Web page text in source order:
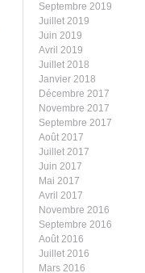
Septembre 2019
Juillet 2019
Juin 2019
Avril 2019
Juillet 2018
Janvier 2018
Décembre 2017
Novembre 2017
Septembre 2017
Août 2017
Juillet 2017
Juin 2017
Mai 2017
Avril 2017
Novembre 2016
Septembre 2016
Août 2016
Juillet 2016
Mars 2016